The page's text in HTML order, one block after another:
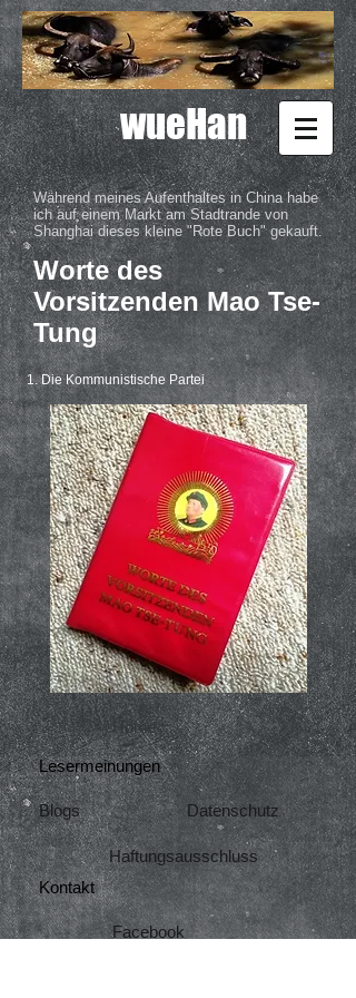
wueHan
Während meines Aufenthaltes in China habe
ich auf einem Markt am Stadtrande von
Shanghai dieses kleine "Rote Buch" gekauft.
Worte des
Vorsitzenden Mao Tse-
Tung
1. Die Kommunistische Partei
Lesermeinungen
Kontakt
Home
Facebook
Blogs Datenschutz
Haftungsausschluss